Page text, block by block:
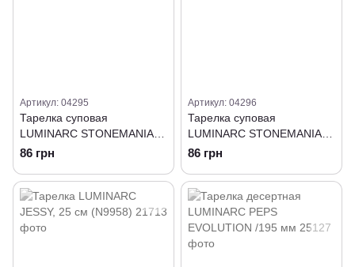
Артикул: 04295
Тарелка суповая
LUMINARC STONEMANIA
GREY 20 см (H3548)
86 грн
Артикул: 04296
Тарелка суповая
LUMINARC STONEMANIA
WHITE 20 см (H3543)
86 грн